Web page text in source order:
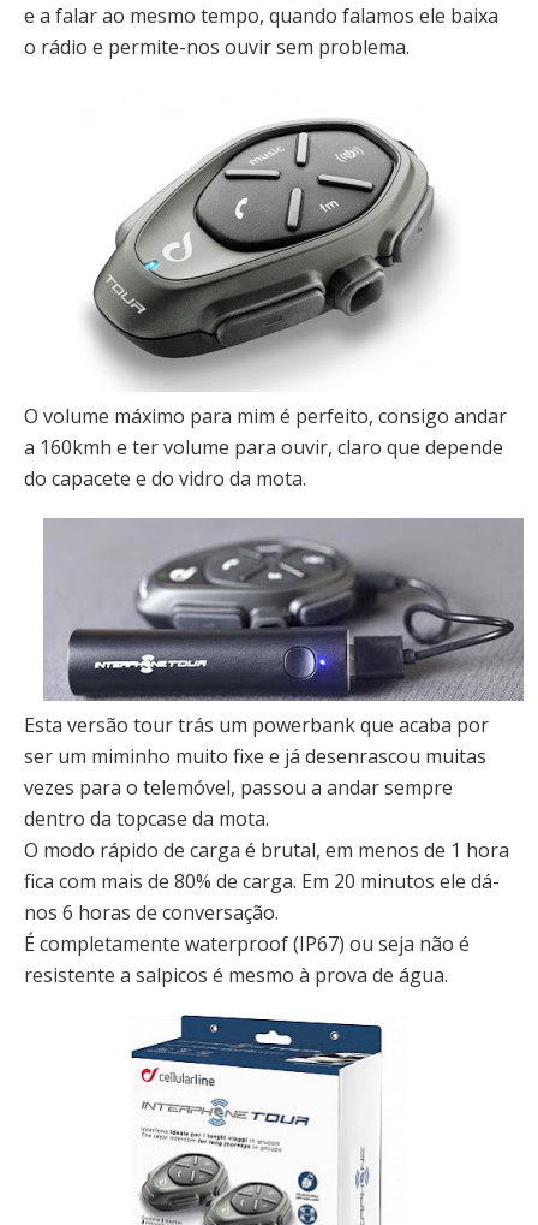
e a falar ao mesmo tempo, quando falamos ele baixa
o rádio e permite-nos ouvir sem problema.
O volume máximo para mim é perfeito, consigo andar
a 160kmh e ter volume para ouvir, claro que depende
do capacete e do vidro da mota.
Esta versão tour trás um powerbank que acaba por
ser um miminho muito fixe e já desenrascou muitas
vezes para o telemóvel, passou a andar sempre
dentro da topcase da mota.
O modo rápido de carga é brutal, em menos de 1 hora
fica com mais de 80% de carga. Em 20 minutos ele dá-
nos 6 horas de conversação.
É completamente waterproof (IP67) ou seja não é
resistente a salpicos é mesmo à prova de água.